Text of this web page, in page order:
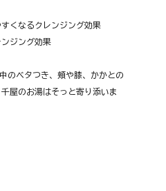
くなるクレンジング効果
ンジング効果
のベタつき、頬や膝、かかとの
屋のお湯はそっと寄り添いま